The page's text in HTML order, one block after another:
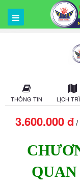
THÔNG TIN LỊCH
3.600.000 đ
QUAN